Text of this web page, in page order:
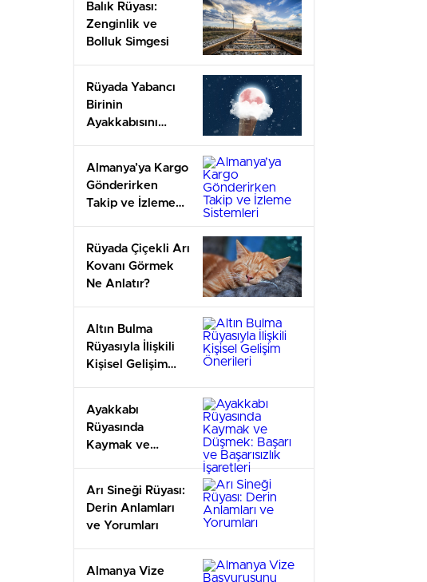
Balık Rüyası:
Zenginlik ve
Bolluk Simgesi
Rüyada Yabancı
Birinin
Ayakkabısını
Almanya’ya Kargo
Gönderirken
Takip ve İzleme
Rüyada Çiçekli Arı
Kovanı Görmek
Ne Anlatır?
Altın Bulma
Rüyasıyla İlişkili
Kişisel Gelişim
Ayakkabı
Rüyasında
Kaymak ve
İşaretleri
Arı Sineği Rüyası:
Derin Anlamları
ve Yorumları
Almanya Vize